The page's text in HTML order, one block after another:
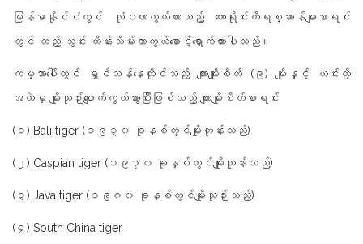
မြန်မာနိုင်ငံတွင် လုံဝကာကွယ်ထားသည့် တောရိုင်းတိရစ္ဆာန်များစာရင်း
တွင် ထည့် သွင်း ထိန်းသိမ်းကာကွယ်စောင့်ရှောက်ထားပါသည်။
ကမ္ဘာပေါ်တွင် ရှင်သန်နေထိုင်သည့် ကျားမျိုးစိတ် (၉) မျိုးနှင့် ယင်းတို့
အထဲမှ မျိုးသုဉ်းပျောက်ကွယ်သွားပြီးဖြစ်သည့် ကျားမျိုးစိတ်စာရင်း
(၁) Bali tiger (၁၉၃၀ ခုနှစ်တွင်မျိုးတုန်းသည်)
(၂) Caspian tiger (၁၉၇၀ ခုနှစ်တွင်မျိုးတုန်းသည်)
(၃) Java tiger (၁၉၈၀ ခုနှစ်တွင်မျိုးသုဉ်းသည်)
(၄) South China tiger